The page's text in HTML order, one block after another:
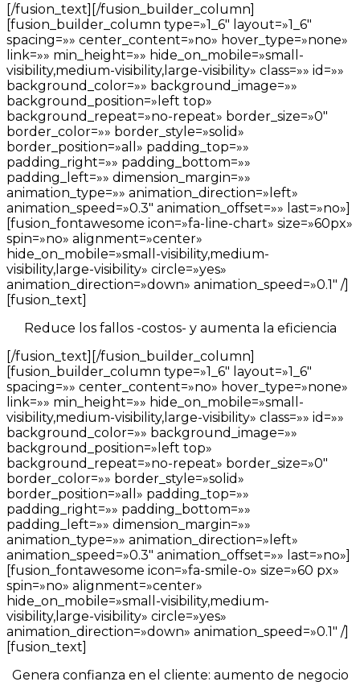
[/fusion_text][/fusion_builder_column]
[fusion_builder_column type=»1_6″ layout=»1_6″
spacing=»» center_content=»no» hover_type=»none»
link=»» min_height=»» hide_on_mobile=»small-
visibility,medium-visibility,large-visibility» class=»» id=»»
background_color=»» background_image=»»
background_position=»left top»
background_repeat=»no-repeat» border_size=»0″
border_color=»» border_style=»solid»
border_position=»all» padding_top=»»
padding_right=»» padding_bottom=»»
padding_left=»» dimension_margin=»»
animation_type=»» animation_direction=»left»
animation_speed=»0.3″ animation_offset=»» last=»no»]
[fusion_fontawesome icon=»fa-line-chart» size=»60px»
spin=»no» alignment=»center»
hide_on_mobile=»small-visibility,medium-
visibility,large-visibility» circle=»yes»
animation_direction=»down» animation_speed=»0.1″ /]
[fusion_text]
Reduce los fallos -costos- y aumenta la eficiencia
[/fusion_text][/fusion_builder_column]
[fusion_builder_column type=»1_6″ layout=»1_6″
spacing=»» center_content=»no» hover_type=»none»
link=»» min_height=»» hide_on_mobile=»small-
visibility,medium-visibility,large-visibility» class=»» id=»»
background_color=»» background_image=»»
background_position=»left top»
background_repeat=»no-repeat» border_size=»0″
border_color=»» border_style=»solid»
border_position=»all» padding_top=»»
padding_right=»» padding_bottom=»»
padding_left=»» dimension_margin=»»
animation_type=»» animation_direction=»left»
animation_speed=»0.3″ animation_offset=»» last=»no»]
[fusion_fontawesome icon=»fa-smile-o» size=»60 px»
spin=»no» alignment=»center»
hide_on_mobile=»small-visibility,medium-
visibility,large-visibility» circle=»yes»
animation_direction=»down» animation_speed=»0.1″ /]
[fusion_text]
Genera confianza en el cliente: aumento de negocio